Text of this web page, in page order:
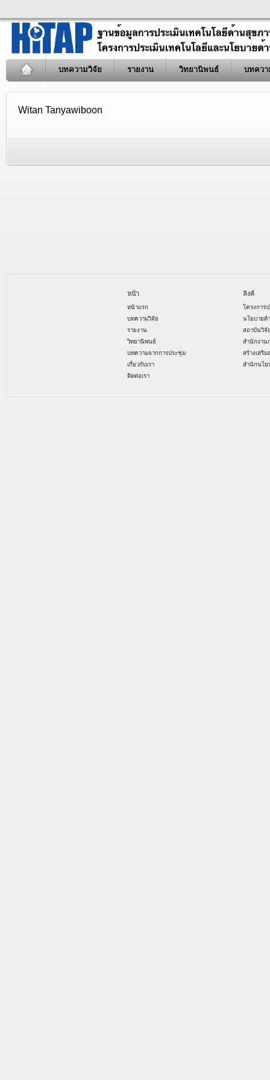
บทความวิจัย รายงาน วิทยานิพนธ์ บทควา
Witan Tanyawiboon
หน้า
หน้าแรก
บทความวิจัย
รายงาน
วิทยานิพนธ์
บทความจากการประชุม
เกี่ยวกับเรา
ติดต่อเรา
ลิงค์
โครงการ
นโยบายด้
สถาบันวิจั
สำนักงาน
สร้างเสริ
สำนักนโย